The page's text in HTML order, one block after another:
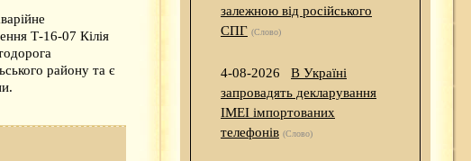
Т-16-07 Кілія
району та є
залежною від російського
СПГ (Слово)
4-08-2026
В Україні
запровадять декларування
IMEI імпортованих
телефонів (Слово)